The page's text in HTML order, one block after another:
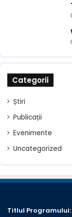
Categorii
Știri
Publicații
Evenimente
Uncategorized
Titlul Programului: